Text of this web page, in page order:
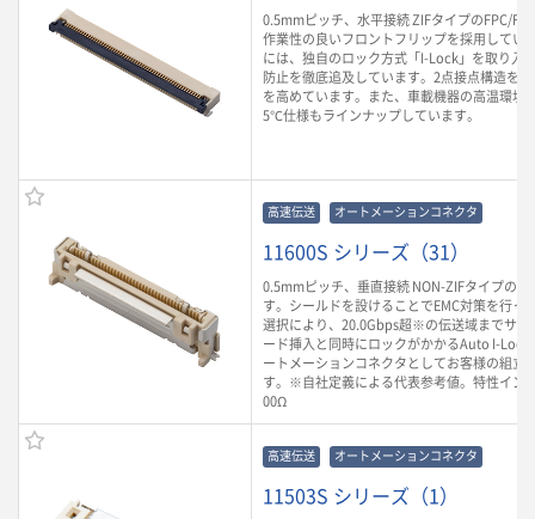
0.5mmピッチ、水平接続 ZIFタイプのFPC/
作業性の良いフロントフリップを採用してい
には、独自のロック方式「I-Lock」を取り入
防止を徹底追及しています。2点接点構造を
を高めています。また、車載機器の高温環境
5℃仕様もラインナップしています。
高速伝送 オートメーションコネクタ
11600S シリーズ（31）
0.5mmピッチ、垂直接続 NON-ZIFタイプの
す。シールドを設けることでEMC対策を行っ
選択により、20.0Gbps超※の伝送域までサポ
ード挿入と同時にロックがかかるAuto I-Lock
ートメーションコネクタとしてお客様の組立
す。※自社定義による代表参考値。特性イ
00Ω
高速伝送 オートメーションコネクタ
11503S シリーズ（1）